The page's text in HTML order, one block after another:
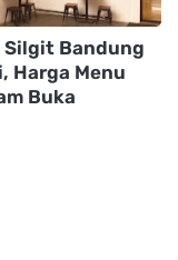
Silgit Bandung
Harga Menu
Buka